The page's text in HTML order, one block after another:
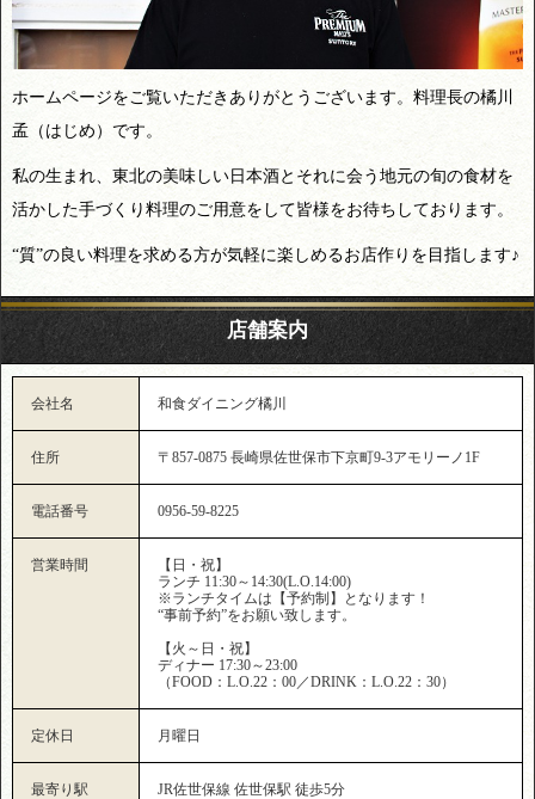
ホームページをご覧いただきありがとうございます。料理長の橘川
孟（はじめ）です。
私の生まれ、東北の美味しい日本酒とそれに会う地元の旬の食材を
活かした手づくり料理のご用意をして皆様をお待ちしております。
“質”の良い料理を求める方が気軽に楽しめるお店作りを目指します♪
店舗案内
会社名 和食ダイニング橘川
住所 〒857-0875 長崎県佐世保市下京町9-3アモリーノ1F
電話番号 0956-59-8225
営業時間
【日・祝】
ランチ 11:30～14:30(L.O.14:00)
※ランチタイムは【予約制】となります！
“事前予約”をお願い致します。
【火～日・祝】
ディナー 17:30～23:00
（FOOD：L.O.22：00／DRINK：L.O.22：30）
定休日 月曜日
最寄り駅 JR佐世保線 佐世保駅 徒歩5分